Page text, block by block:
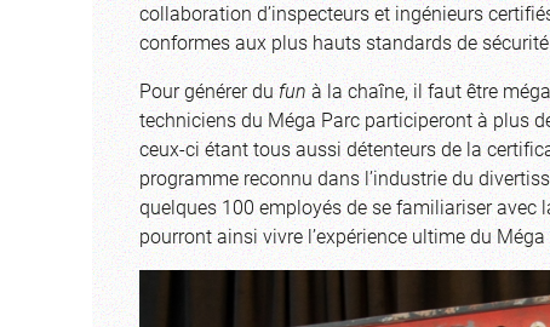
collaboration d’inspecteurs et ingénieurs
conformes aux plus hauts standards de sécurité
Pour générer dufunà la chaîne, il faut être
techniciens du Méga Parc participeront à plus
ceux-ci étant tous aussi détenteurs de la
programme reconnu dans l’industrie du
quelques 100 employés de se familiariser avec
pourront ainsi vivre l’expérience ultime du Méga